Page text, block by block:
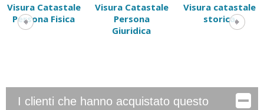
Visura Catastale
Persona Fisica
Visura Catastale
Persona
Giuridica
Visura catastale
storica
I clienti che hanno acquistato questo